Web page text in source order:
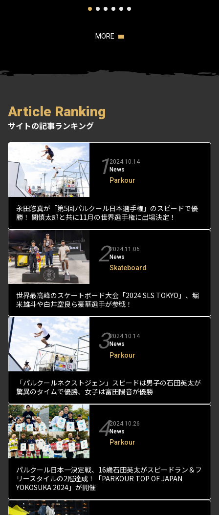
MORE
Article Ranking
サイトの記事ランキング
12024.10.14
News
Parkour
永田悠真が「第5回パルクール日本選手権」のスピードで優
勝！ 関慎太郎と共に11月の世界選手権に出場決定！
22024.11.06
News
Skateboard
世界最高峰のスケートボード大会「2024 SLS TOKYO」、堀
米雄斗や白井空良ら豪華選手が参戦！
32024.10.14
News
Parkour
「パルクールネクストジェン」スピードは男子の石田英太が
驚異のタイムで優勝、女子は富田陽音が優勝
42024.10.26
News
Parkour
パルクール日本一決定戦、16歳石田英太がスピードラン＆フ
リースタイルの2冠達成！「PARKOUR TOP OF JAPAN
YOKOSUKA 2024」が開催